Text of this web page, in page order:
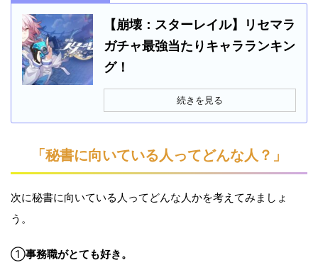
【崩壊：スターレイル】リセマラ
ガチャ最強当たりキャラランキン
グ！
続きを見る
「秘書に向いている人ってどんな人？」
次に秘書に向いている人ってどんな人かを考えてみましょ
う。
①事務職がとても好き。